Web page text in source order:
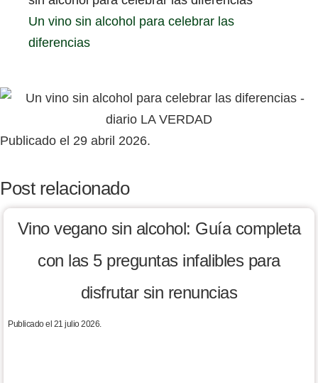
Un vino sin alcohol para celebrar las
diferencias
Publicado el 29 abril 2026.
Post relacionado
Vino vegano sin alcohol: Guía completa
con las 5 preguntas infalibles para
disfrutar sin renuncias
Publicado el 21 julio 2026.